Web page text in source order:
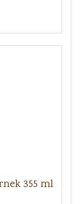
355 ml